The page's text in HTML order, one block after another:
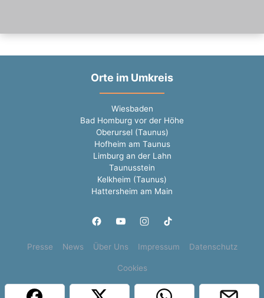
Orte im Umkreis
Wiesbaden
Bad Homburg vor der Höhe
Oberursel (Taunus)
Hofheim am Taunus
Limburg an der Lahn
Taunusstein
Kelkheim (Taunus)
Hattersheim am Main
Presse News Über Uns Impressum Datenschutz
Cookies